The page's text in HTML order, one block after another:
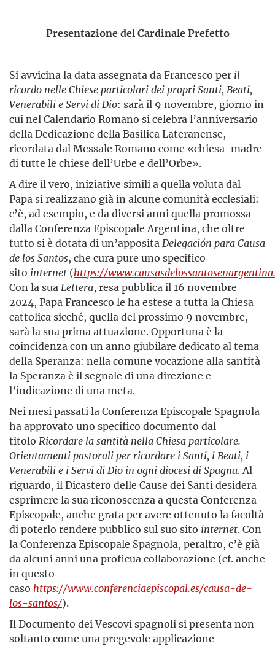
Presentazione del Cardinale Prefetto
Si avvicina la data assegnata da Francesco per il
ricordo nelle Chiese particolari dei propri Santi, Beati,
Venerabili e Servi di Dio: sarà il 9 novembre, giorno in
cui nel Calendario Romano si celebra l’anniversario
della Dedicazione della Basilica Lateranense,
ricordata dal Messale Romano come «chiesa-madre
di tutte le chiese dell’Urbe e dell’Orbe».
A dire il vero, iniziative simili a quella voluta dal
Papa si realizzano già in alcune comunità ecclesiali:
c’è, ad esempio, e da diversi anni quella promossa
dalla Conferenza Episcopale Argentina, che oltre
tutto si è dotata di un’appositaDelegación para Causa
de los Santos, che cura pure uno specifico
sito internet (https://
Con la suaLettera, resa pubblica il 16 novembre
2024, Papa Francesco le ha estese a tutta la Chiesa
cattolica sicché, quella del prossimo 9 novembre,
sarà la sua prima attuazione. Opportuna è la
coincidenza con un anno giubilare dedicato al tema
della Speranza: nella comune vocazione alla santità
la Speranza è il segnale di una direzione e
l’indicazione di una meta.
Nei mesi passati la Conferenza Episcopale Spagnola
ha approvato uno specifico documento dal
titolo Ricordare la santità nella Chiesa particolare.
Orientamenti pastorali per ricordare i Santi, i Beati, i
Venerabili e i Servi di Dio in ogni diocesi di Spagna. Al
riguardo, il Dicastero delle Cause dei Santi desidera
esprimere la sua riconoscenza a questa Conferenza
Episcopale, anche grata per avere ottenuto la facoltà
di poterlo rendere pubblico sul suo sito internet. Con
la Conferenza Episcopale Spagnola, peraltro, c’è già
da alcuni anni una proficua collaborazione (cf. anche
in questo
caso https://www.conferenciaepiscopal.es/causa-de-
los-santos/).
Il Documento dei Vescovi spagnoli si presenta non
soltanto come una pregevole applicazione